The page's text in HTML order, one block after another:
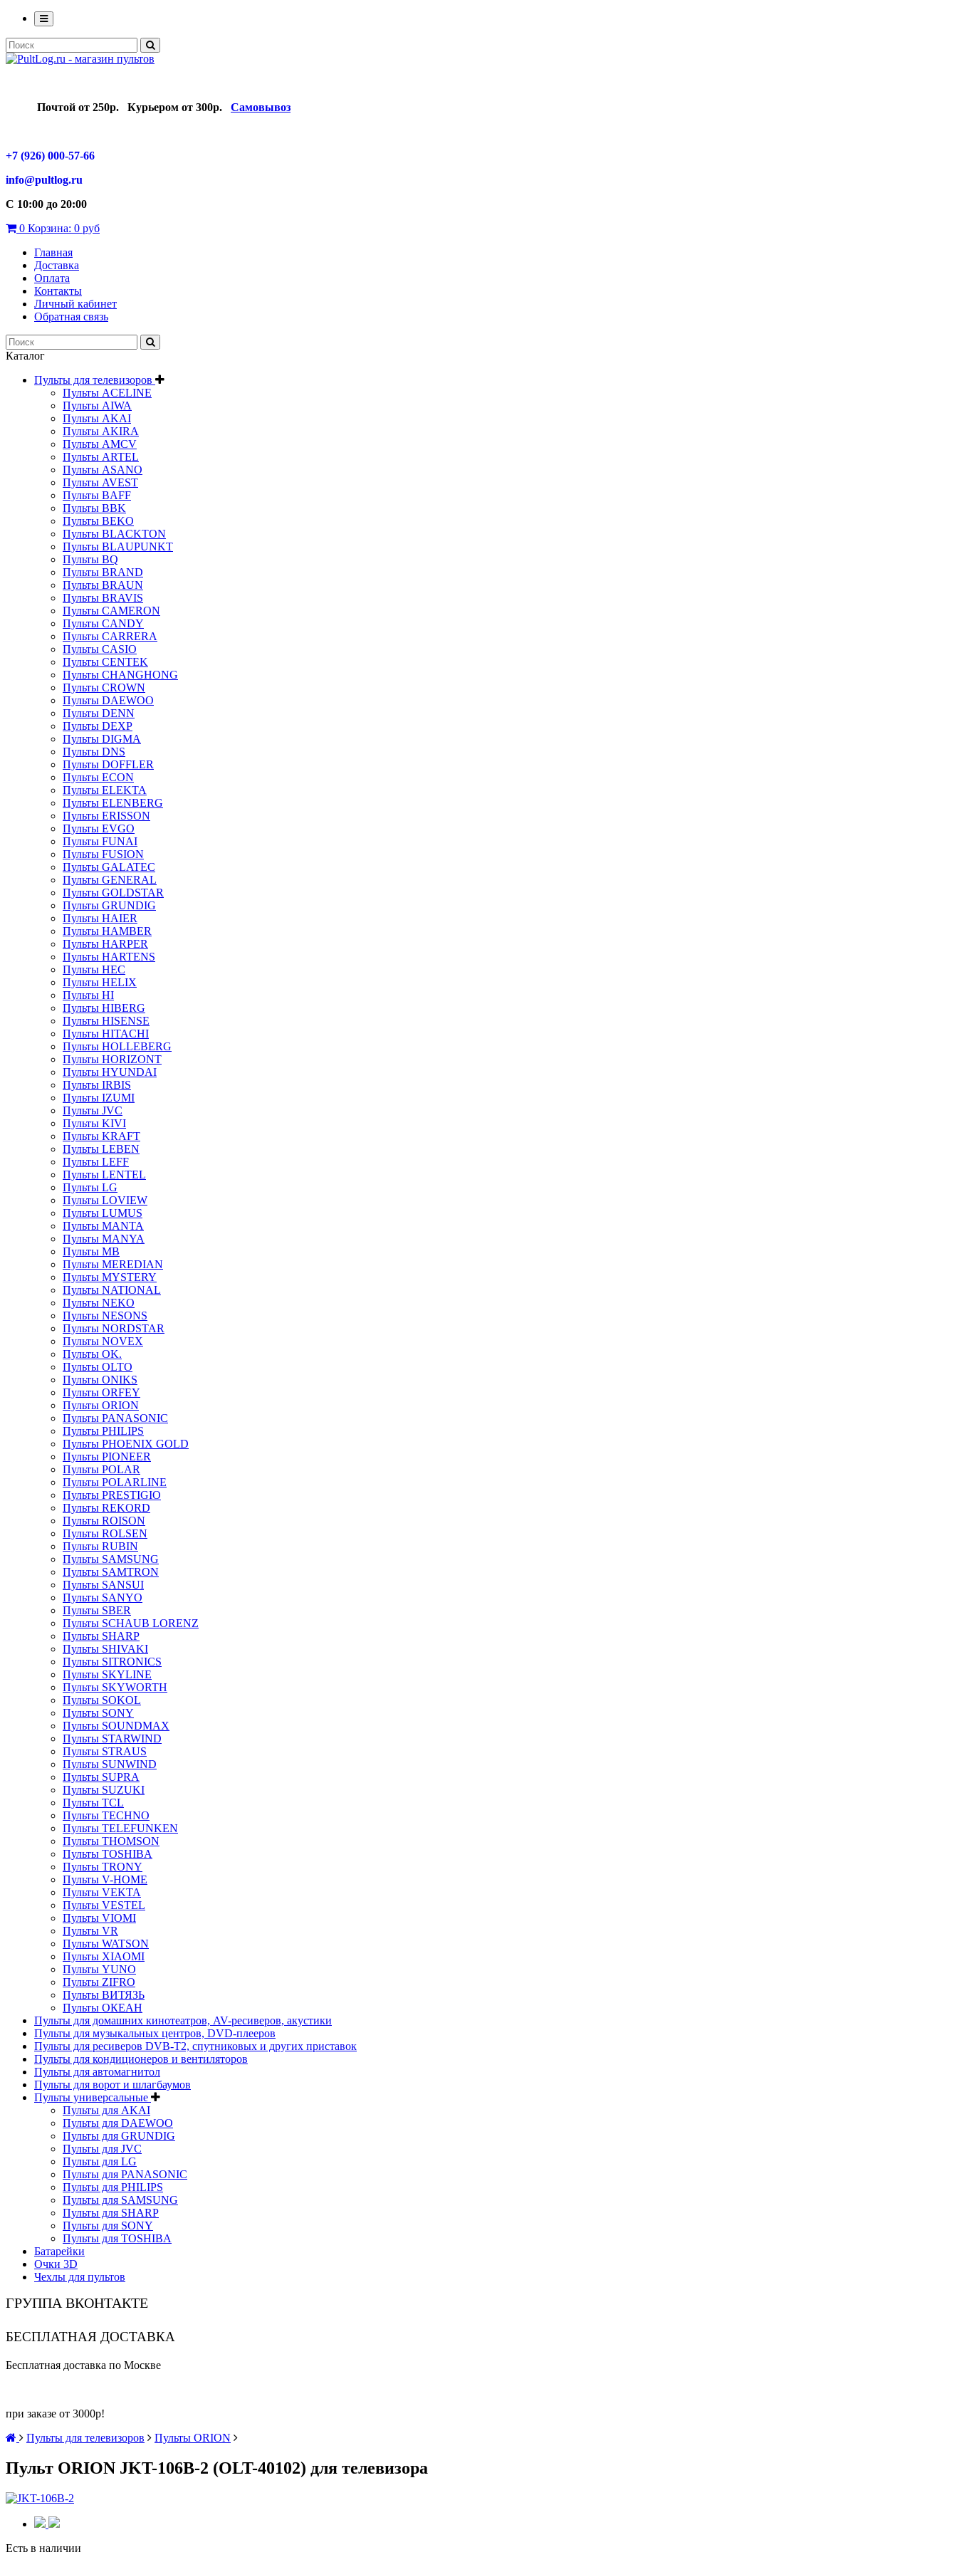
Почтой от 250р. Курьером от 300р. Самовывоз
+7 (926) 000-57-66
info@pultlog.ru
С 10:00 до 20:00
0 Корзина: 0 руб
Главная
Доставка
Оплата
Контакты
Личный кабинет
Обратная связь
Каталог
Пульты для телевизоров
Пульты ACELINE
Пульты AIWA
Пульты AKAI
Пульты AKIRA
Пульты AMCV
Пульты ARTEL
Пульты ASANO
Пульты AVEST
Пульты BAFF
Пульты BBK
Пульты BEKO
Пульты BLACKTON
Пульты BLAUPUNKT
Пульты BQ
Пульты BRAND
Пульты BRAUN
Пульты BRAVIS
Пульты CAMERON
Пульты CANDY
Пульты CARRERA
Пульты CASIO
Пульты CENTEK
Пульты CHANGHONG
Пульты CROWN
Пульты DAEWOO
Пульты DENN
Пульты DEXP
Пульты DIGMA
Пульты DNS
Пульты DOFFLER
Пульты ECON
Пульты ELEKTA
Пульты ELENBERG
Пульты ERISSON
Пульты EVGO
Пульты FUNAI
Пульты FUSION
Пульты GALATEC
Пульты GENERAL
Пульты GOLDSTAR
Пульты GRUNDIG
Пульты HAIER
Пульты HAMBER
Пульты HARPER
Пульты HARTENS
Пульты HEC
Пульты HELIX
Пульты HI
Пульты HIBERG
Пульты HISENSE
Пульты HITACHI
Пульты HOLLEBERG
Пульты HORIZONT
Пульты HYUNDAI
Пульты IRBIS
Пульты IZUMI
Пульты JVC
Пульты KIVI
Пульты KRAFT
Пульты LEBEN
Пульты LEFF
Пульты LENTEL
Пульты LG
Пульты LOVIEW
Пульты LUMUS
Пульты MANTA
Пульты MANYA
Пульты MB
Пульты MEREDIAN
Пульты MYSTERY
Пульты NATIONAL
Пульты NEKO
Пульты NESONS
Пульты NORDSTAR
Пульты NOVEX
Пульты OK.
Пульты OLTO
Пульты ONIKS
Пульты ORFEY
Пульты ORION
Пульты PANASONIC
Пульты PHILIPS
Пульты PHOENIX GOLD
Пульты PIONEER
Пульты POLAR
Пульты POLARLINE
Пульты PRESTIGIO
Пульты REKORD
Пульты ROISON
Пульты ROLSEN
Пульты RUBIN
Пульты SAMSUNG
Пульты SAMTRON
Пульты SANSUI
Пульты SANYO
Пульты SBER
Пульты SCHAUB LORENZ
Пульты SHARP
Пульты SHIVAKI
Пульты SITRONICS
Пульты SKYLINE
Пульты SKYWORTH
Пульты SOKOL
Пульты SONY
Пульты SOUNDMAX
Пульты STARWIND
Пульты STRAUS
Пульты SUNWIND
Пульты SUPRA
Пульты SUZUKI
Пульты TCL
Пульты TECHNO
Пульты TELEFUNKEN
Пульты THOMSON
Пульты TOSHIBA
Пульты TRONY
Пульты V-HOME
Пульты VEKTA
Пульты VESTEL
Пульты VIOMI
Пульты VR
Пульты WATSON
Пульты XIAOMI
Пульты YUNO
Пульты ZIFRO
Пульты ВИТЯЗЬ
Пульты ОКЕАН
Пульты для домашних кинотеатров, AV-ресиверов, акустики
Пульты для музыкальных центров, DVD-плееров
Пульты для ресиверов DVB-T2, спутниковых и других приставок
Пульты для кондиционеров и вентиляторов
Пульты для автомагнитол
Пульты для ворот и шлагбаумов
Пульты универсальные
Пульты для AKAI
Пульты для DAEWOO
Пульты для GRUNDIG
Пульты для JVC
Пульты для LG
Пульты для PANASONIC
Пульты для PHILIPS
Пульты для SAMSUNG
Пульты для SHARP
Пульты для SONY
Пульты для TOSHIBA
Батарейки
Очки 3D
Чехлы для пультов
ГРУППА ВКОНТАКТЕ
БЕСПЛАТНАЯ ДОСТАВКА
Бесплатная доставка по Москве
при заказе от 3000р!
Пульты для телевизоров
Пульты ORION
Пульт ORION JKT-106B-2 (OLT-40102) для телевизора
Есть в наличии